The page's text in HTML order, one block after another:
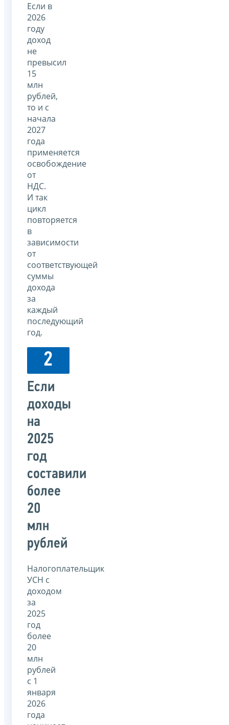
Если в
2026
году
доход
не
превысил
15
млн
рублей,
то и с
начала
2027
года
применяется
освобождение
от
НДС.
И так
цикл
повторяется
в
зависимости
от
соответствующей
суммы
дохода
за
каждый
последующий
год.
2
Если
доходы
на
2025
год
составили
более
20
млн
рублей
Налогоплательщик
УСН с
доходом
за
2025
год
более
20
млн
рублей
с 1
января
2026
года